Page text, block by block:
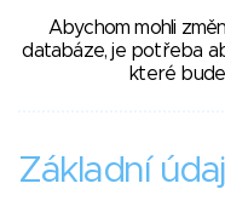
Abychom mohli
databáze, je potřeba
které
Základní